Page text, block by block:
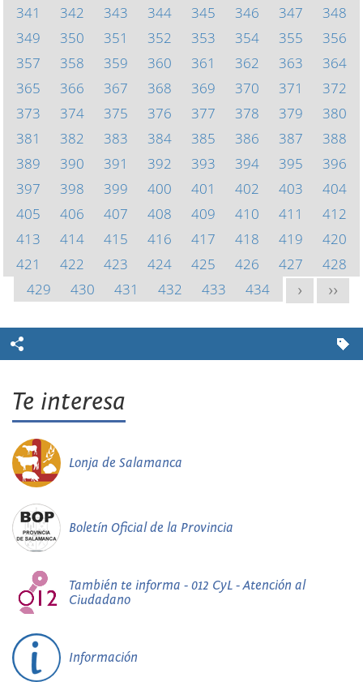
341
342 343 344 345 346 347
348
349
350 351 352 353 354 355
356
357
358 359 360 361 362 363
364
365
366 367 368 369 370 371
372
373
374 375 376 377 378 379
380
381
382 383 384 385 386 387
388
389
390 391 392 393 394 395
396
397
398 399 400 401 402 403
404
405
406 407 408 409 410 411
412
413
414 415 416 417 418 419
420
421
422 423 424 425 426 427
428
429
430 431 432 433 434 > >>
Te interesa
Lonja de Salamanca
Boletín Oficial de la Provincia
También te informa - 012 CyL - Atención al
Ciudadano
Información